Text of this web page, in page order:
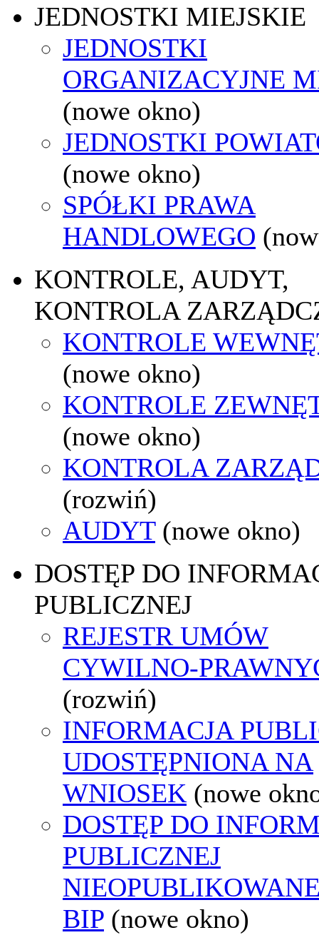
JEDNOSTKI MIEJSKIE
JEDNOSTKI
ORGANIZACYJNE
(nowe okno)
JEDNOSTKI
(nowe okno)
SPÓŁKI PRAWA
HANDLOWEGO
KONTROLE, AUDYT,
KONTROLA
KONTROLE
(nowe okno)
KONTROLE
(nowe okno)
KONTROLA
(rozwiń)
AUDYT (nowe okno)
DOSTĘP DO
PUBLICZNEJ
REJESTR UMÓW
CYWILNO-
(rozwiń)
INFORMACJA
UDOSTĘPNIONA NA
WNIOSEK (nowe
DOSTĘP DO
PUBLICZNEJ
BIP (nowe okno)